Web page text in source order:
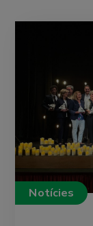
Notícies